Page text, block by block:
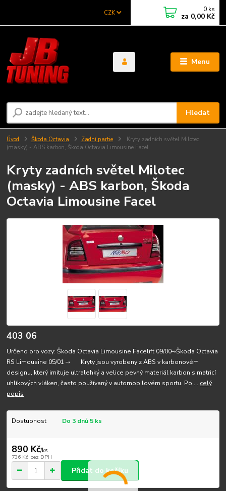
Menu
CZK
Hledat
0 ks
za 0,00 Kč
Úvod Škoda Octavia Zadní partie
Kryty zadních světel Milotec
(masky) - ABS karbon, Škoda Octavia Limousine Facel
Kryty zadních světel Milotec
(masky) - ABS karbon, Škoda
Octavia Limousine Facel
403 06
Určeno pro vozy: Škoda Octavia Limousine Facelift 09/00–›Škoda Octavia
RS Limousine 05/01 –› Kryty jsou vyrobeny z ABS v karbonovém
designu, který imituje ultralehký a velice pevný materiál karbon s matricí
uhlíkových vláken, často používaný v automobilovém sportu. Po ... celý
popis
Dostupnost Do 3 dnů 5 ks
890 Kč/ks
736 Kč bez DPH
Přidat do košíku